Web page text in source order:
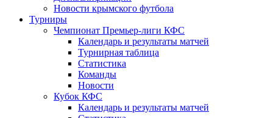
Новости крымского футбола
Турниры
Чемпионат Премьер-лиги КФС
Календарь и результаты матчей
Турнирная таблица
Статистика
Команды
Новости
Кубок КФС
Календарь и результаты матчей